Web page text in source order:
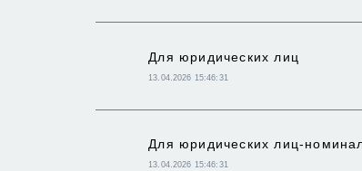
Для юридических лиц
13.04.2026 15:46:31
Для юридических лиц-
13.04.2026 15:46:31